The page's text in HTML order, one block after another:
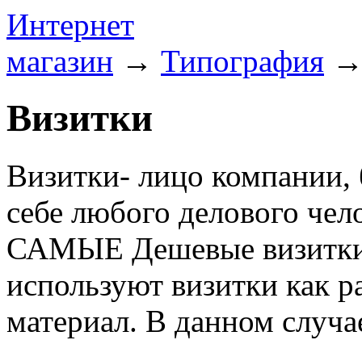
Интернет
магазин → Типография
Визитки
Визитки- лицо компании,
себе любого делового
САМЫЕ Дешевые визитки
используют визитки как
материал. В данном